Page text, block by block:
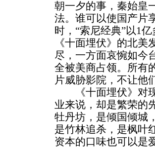
朝一夕的事，秦始皇
法。谁可以使国产片
时，“索尼经典”以1
《十面埋伏》的北
尽，一方面哀惋如今
全被美商占领。所有
片威胁影院，不让
《十面埋伏》对现
业来说，却是繁荣的
牡丹坊，是倾国倾城
是竹林追杀，是枫叶
资本的口味也可以是